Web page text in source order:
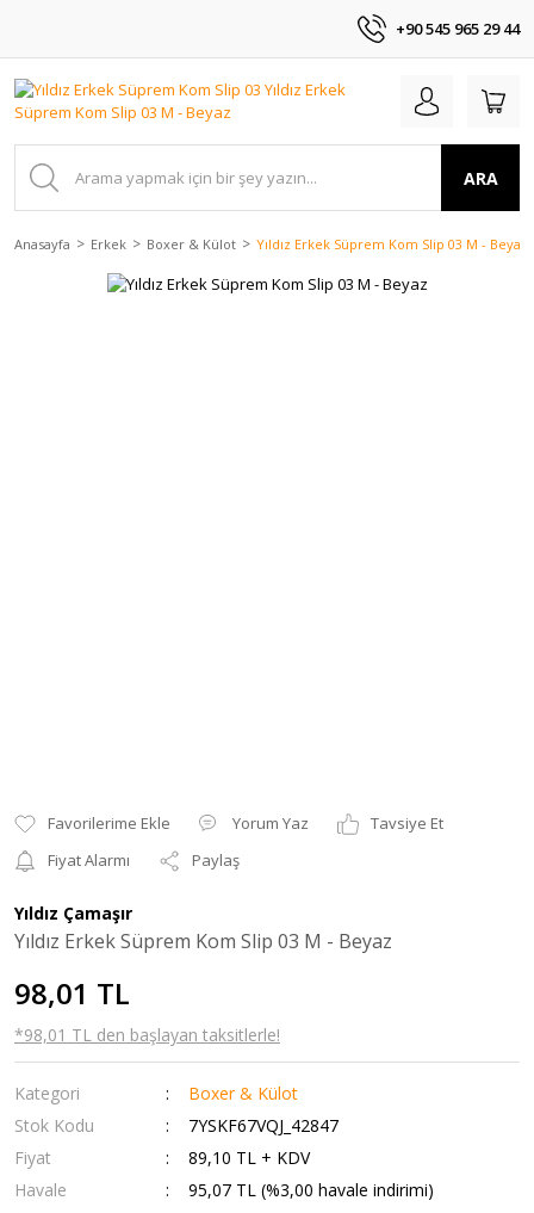
+90 545 965 29 44
ARA
Anasayfa Erkek Boxer & Külot Yıldız Erkek Süprem Kom Slip 03 M - Beyaz
Yorum Yaz
Tavsiye Et
Fiyat Alarmı
Paylaş
Yıldız Çamaşır
Yıldız Erkek Süprem Kom Slip 03 M - Beyaz
98,01 TL
*98,01 TL den başlayan taksitlerle!
Kategori
Boxer & Külot
Stok Kodu
7YSKF67VQJ_42847
Fiyat
89,10 TL + KDV
Havale
95,07 TL (%3,00 havale indirimi)